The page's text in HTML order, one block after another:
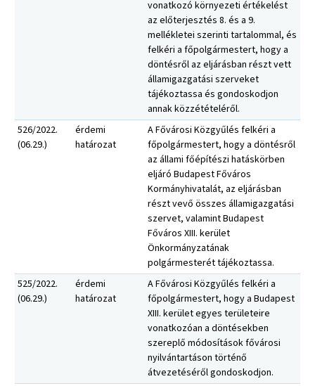
vonatkozó környezeti értékelést
az előterjesztés 8. és a 9.
mellékletei szerinti tartalommal, és
felkéri a főpolgármestert, hogy a
döntésről az eljárásban részt vett
államigazgatási szerveket
tájékoztassa és gondoskodjon
annak közzétételéről.
526/2022.
(06.29.)
érdemi
határozat
A Fővárosi Közgyűlés felkéri a
főpolgármestert, hogy a döntésről
az állami főépítészi hatáskörben
eljáró Budapest Főváros
Kormányhivatalát, az eljárásban
részt vevő összes államigazgatási
szervet, valamint Budapest
Főváros XIII. kerület
Önkormányzatának
polgármesterét tájékoztassa.
525/2022.
(06.29.)
érdemi
határozat
A Fővárosi Közgyűlés felkéri a
főpolgármestert, hogy a Budapest
XIII. kerület egyes területeire
vonatkozóan a döntésekben
szereplő módosítások fővárosi
nyilvántartáson történő
átvezetéséről gondoskodjon.